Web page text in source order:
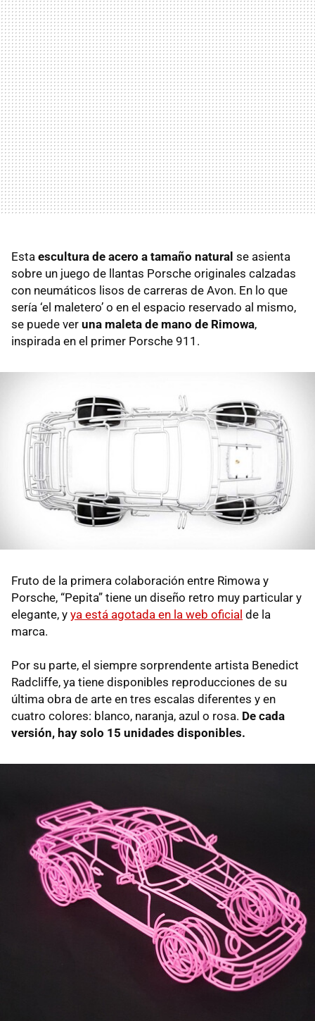
Esta escultura de acero a tamaño natural se asienta
sobre un juego de llantas Porsche originales calzadas
con neumáticos lisos de carreras de Avon. En lo que
sería ‘el maletero’ o en el espacio reservado al mismo,
se puede ver una maleta de mano de Rimowa,
inspirada en el primer Porsche 911.
Fruto de la primera colaboración entre Rimowa y
Porsche, “Pepita” tiene un diseño retro muy particular y
elegante, y ya está agotada en la web oficial de la
marca.
Por su parte, el siempre sorprendente artista Benedict
Radcliffe, ya tiene disponibles reproducciones de su
última obra de arte en tres escalas diferentes y en
cuatro colores: blanco, naranja, azul o rosa. De cada
versión, hay solo 15 unidades disponibles.